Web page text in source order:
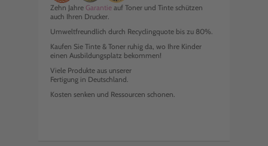
Zehn Jahre Garantie auf Toner und Tinte schützen
auch Ihren Drucker.
Umweltfreundlich durch Recyclingquote bis zu 80%.
Kaufen Sie Tinte & Toner ruhig da, wo Ihre Kinder
einen Ausbildungsplatz bekommen!
Viele Produkte aus unserer
Fertigung in Deutschland.
Kosten senken und Ressourcen schonen.